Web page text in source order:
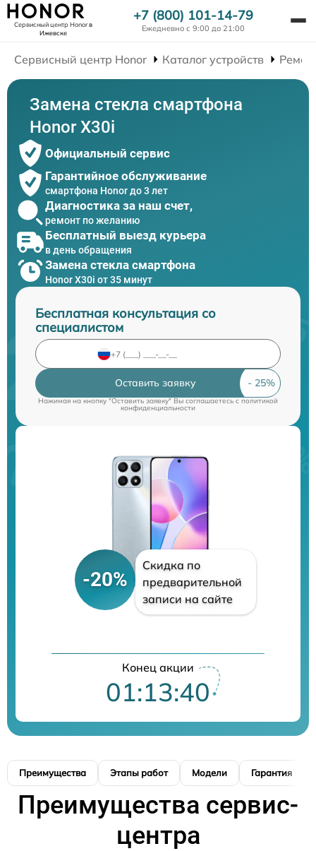
Сервисный центр Honorв
Ижевске
+7 (800) 101-14-79
Ежедневно с 9:00 до 21:00
Сервисный центр Honor Каталог устройств
Замена стекла смартфона
Honor X30i
Официальный сервис
Гарантийное обслуживание
смартфона Honor до 3 лет
Диагностика за наш счет,
ремонт по желанию
Бесплатный выезд курьера
в день обращения
Замена стекла смартфона
Honor X30i от 35 минут
Бесплатная консультация со
специалистом
Оставить заявку
Нажимая на кнопку "Оставить заявку" Вы соглашаетесь cполитикой
конфиденциальности
-20%
Скидка по
предварительной
записи на сайте
Конец акции
01:13:39
Преимущества Этапы работ Модели Гарантия
Преимущества сервис-
центра